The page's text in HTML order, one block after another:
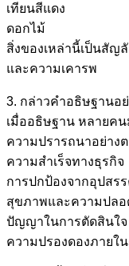
เทียนสีแดง
ดอกไม้
สิ่งของเหล่านี้เป็นสั
และความเคารพ
3. กล่าวคำอธิษฐานอ
เมื่ออธิษฐาน หลายค
ความปรารถนาอย่าง
ความสำเร็จทางธุรกิจ
การปกป้องจากอุปสร
สุขภาพและความปล
ปัญญาในการตัดสินใจ
ความปรองดองภายใ